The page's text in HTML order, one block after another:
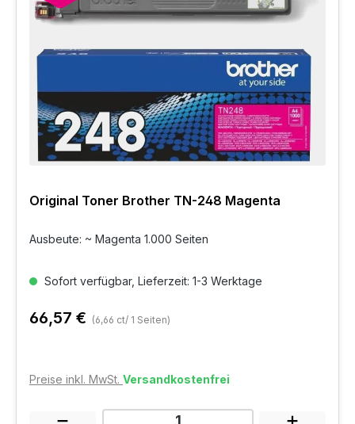
Original Toner Brother TN-248 Magenta
Ausbeute: ~ Magenta 1.000 Seiten
Sofort verfügbar, Lieferzeit: 1-3 Werktage
66,57 € (6,66 ct/ 1 Seiten)
Preise inkl. MwSt. Versandkostenfrei